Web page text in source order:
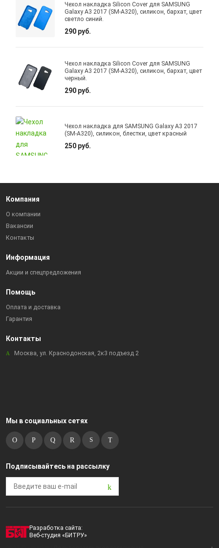
Чехол накладка Silicon Cover для SAMSUNG
Galaxy A3 2017 (SM-A320), силикон, бархат, цвет
светло синий.
290 руб.
Чехол накладка Silicon Cover для SAMSUNG
Galaxy A3 2017 (SM-A320), силикон, бархат, цвет
черный.
290 руб.
Чехол накладка для SAMSUNG Galaxy A3 2017
(SM-A320), силикон, блестки, цвет красный
250 руб.
Компания
О компании
Вакансии
Контакты
Информация
Акции и спецпредложения
Помощь
Оплата и доставка
Гарантия
Контакты
Москва, ул. Краснодонская, 2к3 подъезд 2
Мы в социальных сетях
Подписывайтесь на рассылку
Разработка сайта:
Веб-студия «БИТРУ»